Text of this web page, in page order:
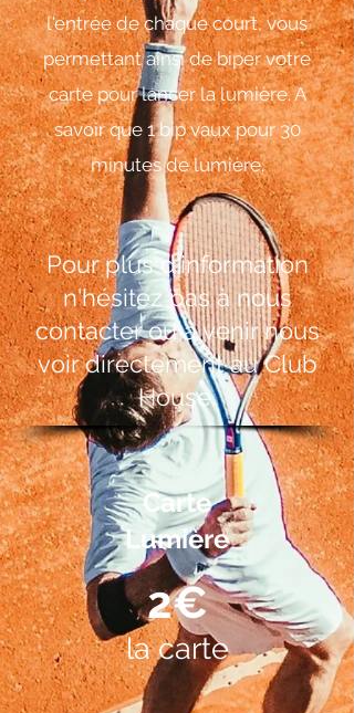
l'entrée de chaque court, vous
permettant ainsi de biper votre
carte pour lancer la lumière. A
savoir que 1 bip vaux pour 30
minutes de lumière.
Pour plus d'information
n'hésitez pas à nous
contacter ou à venir nous
voir directement au Club
House.
Carte
Lumière
2€
la carte